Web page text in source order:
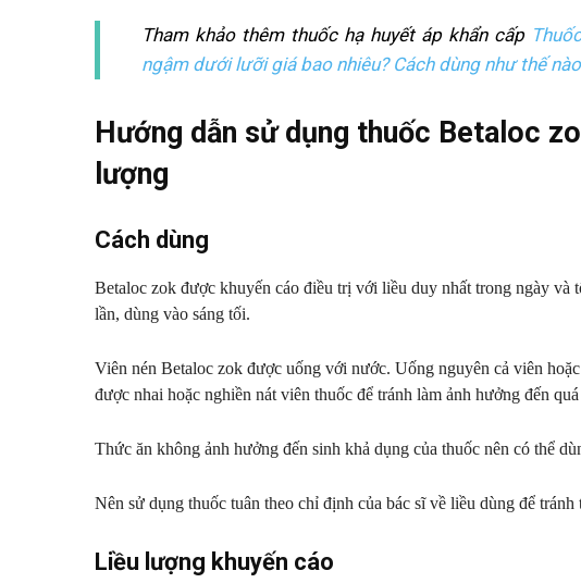
Tham khảo thêm thuốc hạ huyết áp khẩn cấp
ngậm dưới lưỡi giá bao nhiêu? Cách dùng như thế
Hướng dẫn sử dụng thuốc Betaloc
lượng
Cách dùng
Betaloc zok được khuyến cáo điều trị với liều duy nhất trong ngày và
lần, dùng vào sáng tối.
Viên nén Betaloc zok được uống với nước. Uống nguyên cả viên
được nhai hoặc nghiền nát viên thuốc để tránh làm ảnh hưởng đến
Thức ăn không ảnh hưởng đến sinh khả dụng của thuốc nên có thể
Nên sử dụng thuốc tuân theo chỉ định của bác sĩ về liều dùng để
Liều lượng khuyến cáo